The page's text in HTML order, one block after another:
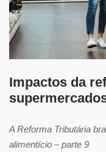
Impactos da
A Reforma Tributária
alimentício – parte 9